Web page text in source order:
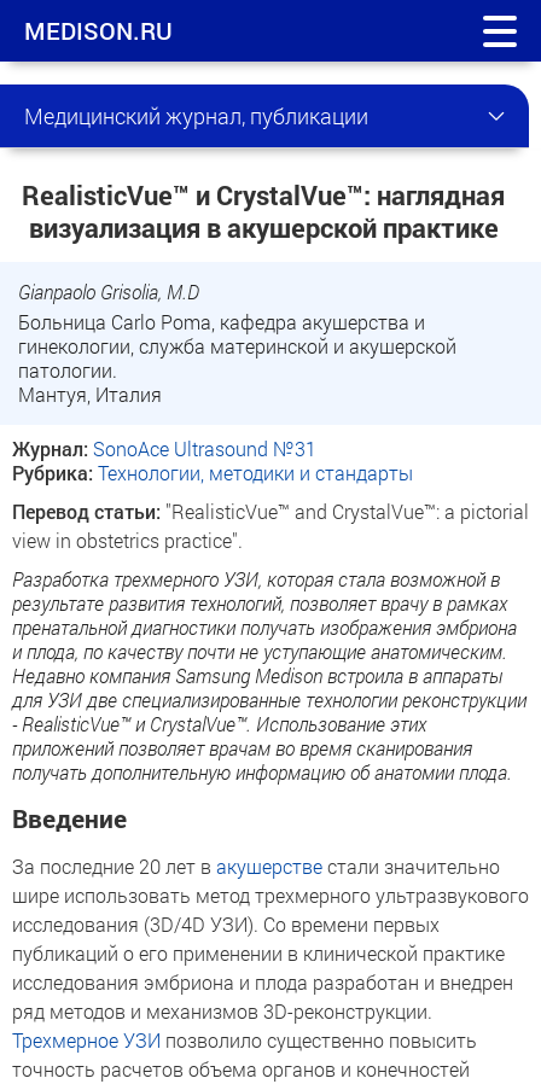
MEDISON.RU
Медицинский журнал, публикации
RealisticVue™ и CrystalVue™: наглядная
визуализация в акушерской практике
Gianpaolo Grisolia, M.D
Больница Carlo Poma, кафедра акушерства и
гинекологии, служба материнской и акушерской
патологии.
Мантуя, Италия
Журнал: SonoAce Ultrasound №31
Рубрика: Технологии, методики и стандарты
Перевод статьи: "RealisticVue™ and CrystalVue™: a pictorial
view in obstetrics practice".
Разработка трехмерного УЗИ, которая стала возможной в
результате развития технологий, позволяет врачу в рамках
пренатальной диагностики получать изображения эмбриона
и плода, по качеству почти не уступающие анатомическим.
Недавно компания Samsung Medison встроила в аппараты
для УЗИ две специализированные технологии реконструкции
- RealisticVue™ и CrystalVue™. Использование этих
приложений позволяет врачам во время сканирования
получать дополнительную информацию об анатомии плода.
Введение
За последние 20 лет в акушерствестали значительно
шире использовать метод трехмерного ультразвукового
исследования (3D/4D УЗИ). Со времени первых
публикаций о его применении в клинической практике
исследования эмбриона и плода разработан и внедрен
ряд методов и механизмов 3D-реконструкции.
Трехмерное УЗИ позволило существенно повысить
точность расчетов объема органов и конечностей